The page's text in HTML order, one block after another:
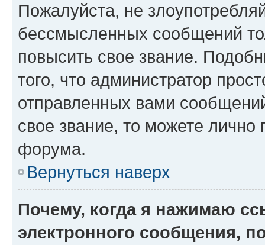
Пожалуйста, не
бессмысленных сообщений
повысить свое звание.
того, что администратор
отправленных вами
свое звание, то можете лично
форума.
Вернуться наверх
Почему, когда я нажимаю
электронного сообщения,